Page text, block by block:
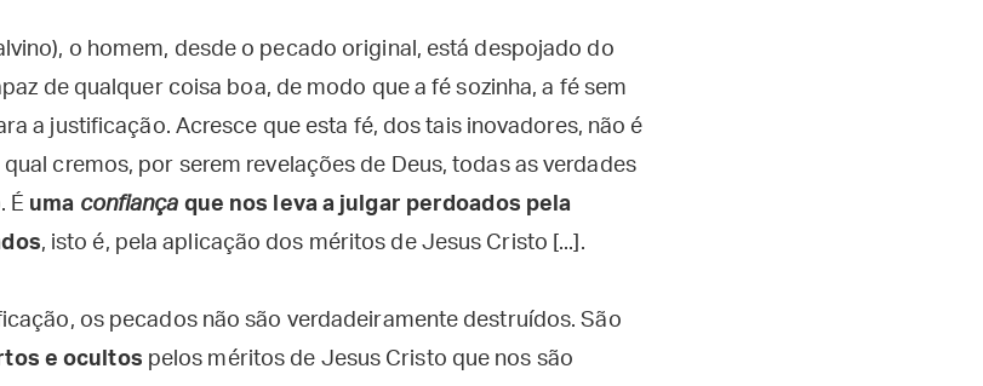
o homem, desde o pecado original, está despojado do
de qualquer coisa boa, de modo que a fé sozinha, a fé sem
a justificação. Acresce que esta fé, dos tais inovadores, não é
cremos, por serem revelações de Deus, todas as verdades
É uma confiança que nos leva a julgar perdoados pela
, isto é, pela aplicação dos méritos de Jesus Cristo [...].
os pecados não são verdadeiramente destruídos. São
e ocultos pelos méritos de Jesus Cristo que nos são